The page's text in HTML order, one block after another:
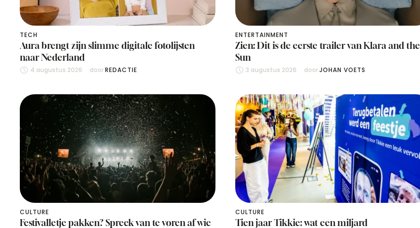
TECH
Aura brengt zijn slimme digitale fotolijsten
naar Nederland
4 augustus 2026 door REDACTIE
ENTERTAINMENT
Zien: Dit is de eerste trailer van Klara and the
Sun
3 augustus 2026 door JOHAN VOETS
CULTURE
Festivalletje pakken? Spreek van te voren af wie
CULTURE
Tien jaar Tikkie: wat een miljard